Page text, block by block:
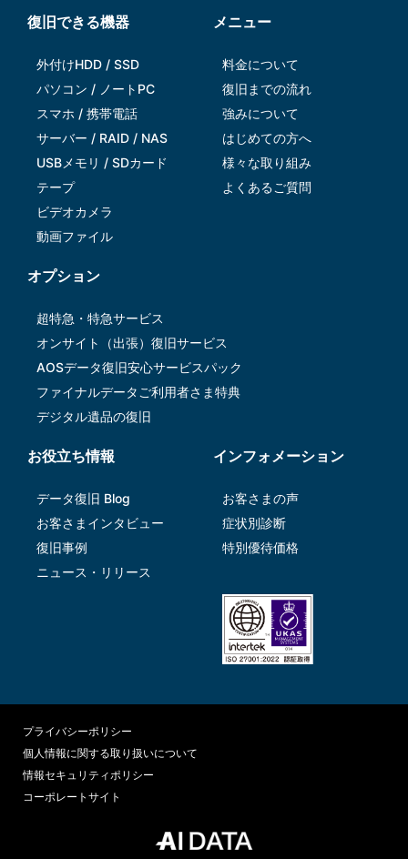
復旧できる機器
外付けHDD / SSD
パソコン / ノートPC
スマホ / 携帯電話
サーバー / RAID / NAS
USBメモリ / SDカード
テープ
ビデオカメラ
動画ファイル
メニュー
料金について
復旧までの流れ
強みについて
はじめての方へ
様々な取り組み
よくあるご質問
オプション
超特急・特急サービス
オンサイト（出張）復旧サービス
AOSデータ復旧安⼼サービスパック
ファイナルデータご利⽤者さま特典
デジタル遺品の復旧
お役立ち情報
データ復旧 Blog
お客さまインタビュー
復旧事例
ニュース・リリース
インフォメーション
お客さまの声
症状別診断
特別優待価格
プライバシーポリシー
個人情報に関する取り扱いについて
情報セキュリティポリシー
コーポレートサイト